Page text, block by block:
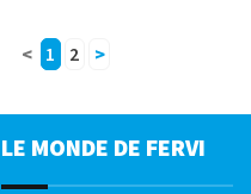
< 1 2 >
LE MONDE DE FERVI